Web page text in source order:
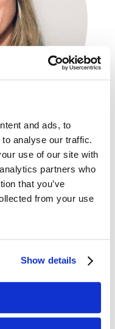
and ads, to
analyse our traffic.
use of our site with
partners who
that you’ve
from your use
Show details
za marki
Benelux,
zajmuje się
i rozwojem